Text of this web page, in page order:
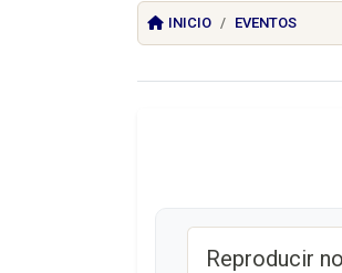
INICIO EVENTOS
Reproducir